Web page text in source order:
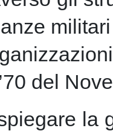
del
la